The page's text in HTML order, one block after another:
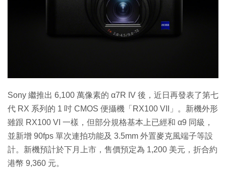
Enterprise Digital Transformation
Sony 繼推出 6,100 萬像素的 α7R IV 後，近日再發表了第七
代 RX 系列的 1 吋 CMOS 便攝機「RX100 VII」。新機外形
雖跟 RX100 VI 一樣，但部分規格基本上已經和 α9 同級，
並新增 90fps 單次連拍功能及 3.5mm 外置麥克風端子等設
計。新機預計於下月上市，售價預定為 1,200 美元，折合約
港幣 9,360 元。